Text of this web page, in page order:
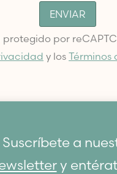
ENVIAR
protegido por
y los Términos
Suscríbete a
y